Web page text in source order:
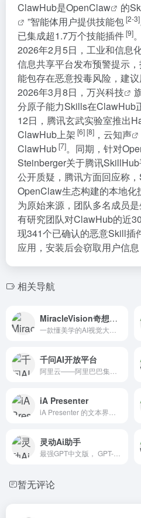
ClawHub是OpenClaw 的
”智能体用户提供技能包[2-3]
已集成超1.7万个技能插件[9]。
2026年2月5日，工业和信息
信息共享平台发布预警提示
能包存在恶意投毒风险，建
2026年3月8日， 万兴科技
分原子能力Skills在ClawHub
12日，腾讯玄武实验室推出
ClawHub上架 [6][8] ， 云知声
ClawHub[7]。同期，针对
Steinberger关于腾讯
公开质疑，腾讯方面回应称
OpenClaw生态构建的本地
为原始来源，团队多名成员
有研究团队对ClawHub的近
现341个已确认的恶意Skill插
应用，安装后会窃取用户信息
相关导航
MiracleVision奇想智能
千问AI开放平台
iA Presenter
灵动Ai助手
暂无评论